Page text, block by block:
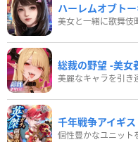
ハーレムオブト
美女と一緒に歌舞伎
総裁の野望 -美女
美麗なキャラを引き
千年戦争アイギス
個性豊かなユニット